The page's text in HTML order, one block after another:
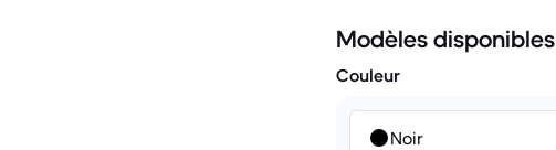
Modèles disponibles
Couleur
Noir